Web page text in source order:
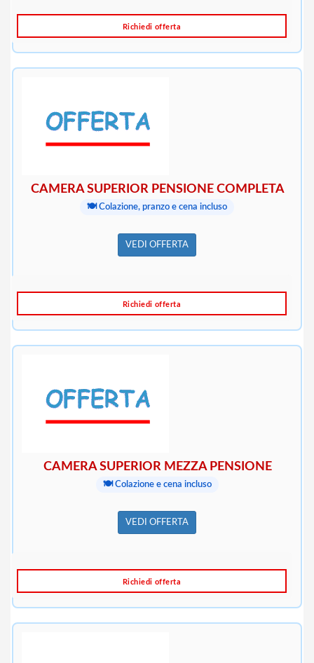
Richiedi offerta
CAMERA SUPERIOR PENSIONE COMPLETA
🍽️ Colazione, pranzo e cena incluso
VEDI OFFERTA
Richiedi offerta
CAMERA SUPERIOR MEZZA PENSIONE
🍽️ Colazione e cena incluso
VEDI OFFERTA
Richiedi offerta